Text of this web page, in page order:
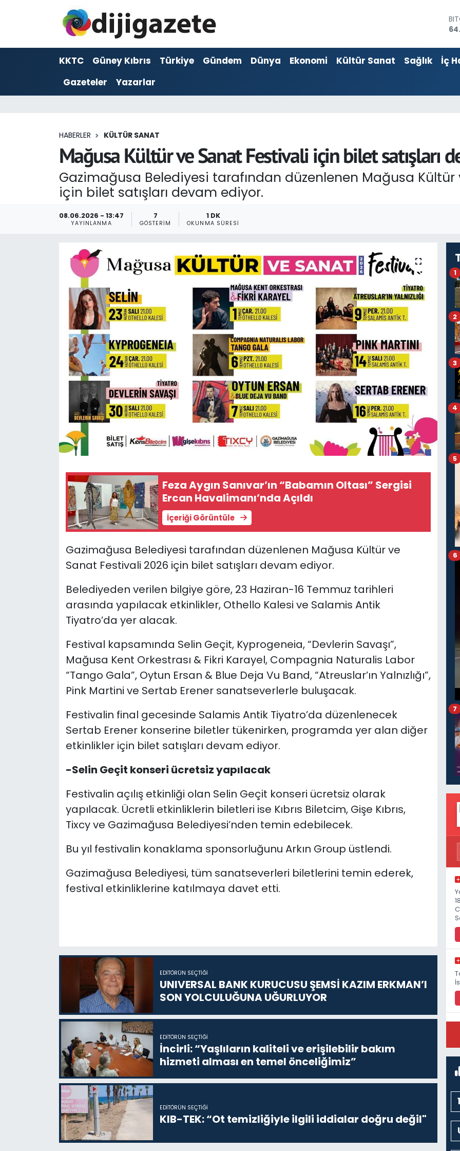
KKTC Güney Kıbrıs Türkiye Gündem Dünya Ekonomi Kültür Sanat Sağlık İç
Gazeteler
Yazarlar
HABERLER KÜLTÜR SANAT
Mağusa Kültür ve Sanat Festivali için bilet satışları
Gazimağusa Belediyesi tarafından düzenlenen Mağusa Kültür
için bilet satışları devam ediyor.
08.06.2026 - 13:47
YAYINLANMA
7
GÖSTERIM
1 DK
OKUNMA SÜRESI
Feza Aygın Sanıvar’ın “Babamın Oltası” Sergisi
Ercan Havalimanı’nda Açıldı
İçeriği Görüntüle
Gazimağusa Belediyesi tarafından düzenlenen Mağusa Kültür ve
Sanat Festivali 2026 için bilet satışları devam ediyor.
Belediyeden verilen bilgiye göre, 23 Haziran-16 Temmuz tarihleri
arasında yapılacak etkinlikler, Othello Kalesi ve Salamis Antik
Tiyatro’da yer alacak.
Festival kapsamında Selin Geçit, Kyprogeneia, “Devlerin Savaşı”,
Mağusa Kent Orkestrası & Fikri Karayel, Compagnia Naturalis Labor
“Tango Gala”, Oytun Ersan & Blue Deja Vu Band, “Atreuslar’ın Yalnızlığı”,
Pink Martini ve Sertab Erener sanatseverlerle buluşacak.
Festivalin final gecesinde Salamis Antik Tiyatro’da düzenlenecek
Sertab Erener konserine biletler tükenirken, programda yer alan diğer
etkinlikler için bilet satışları devam ediyor.
-Selin Geçit konseri ücretsiz yapılacak
Festivalin açılış etkinliği olan Selin Geçit konseri ücretsiz olarak
yapılacak. Ücretli etkinliklerin biletleri ise Kıbrıs Biletcim, Gişe Kıbrıs,
Tixcy ve Gazimağusa Belediyesi’nden temin edebilecek.
Bu yıl festivalin konaklama sponsorluğunu Arkın Group üstlendi.
Gazimağusa Belediyesi, tüm sanatseverleri biletlerini temin ederek,
festival etkinliklerine katılmaya davet etti.
EDITÖRÜN SEÇTIĞI
UNIVERSAL BANK KURUCUSU ŞEMSİ KAZIM ERKMAN’I
SON YOLCULUĞUNA UĞURLUYOR
EDITÖRÜN SEÇTIĞI
İncirli: “Yaşlıların kaliteli ve erişilebilir bakım
hizmeti alması en temel önceliğimiz”
EDITÖRÜN SEÇTIĞI
KIB-TEK: “Ot temizliğiyle ilgili iddialar doğru değil"
1
2
3
4
5
6
7
ADVERTORIAL
Dijigazete
Foto Galeri
KKTC YEREL SEÇİM 2018
Kültür Sanat
Magazin
Nöbetçi Eczaneler
Otomobil Dünyası
Video Galeri
Yazarlar
Hava Durumu
Trafik Durumu
Haber Arşivi